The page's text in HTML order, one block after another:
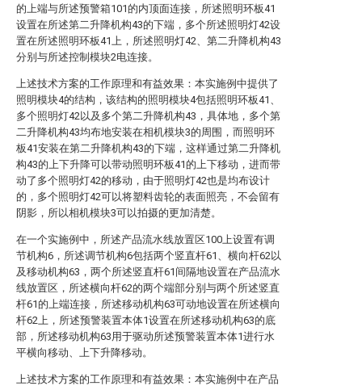
的上端与所述预警箱101的内顶面连接，所述照明环板41
设置在所述第二升降机构43的下端，多个所述照明灯42设
置在所述照明环板41上，所述照明灯42、第二升降机构43
分别与所述控制模块2电连接。
上述技术方案的工作原理和有益效果：本实施例中提供了
照明模块4的结构，该结构的照明模块4包括照明环板41、
多个照明灯42以及多个第二升降机构43，具体地，多个第
二升降机构43均布地安装在相机模块3的周围，而照明环
板41安装在第二升降机构43的下端，这样通过第二升降机
构43的上下升降可以带动照明环板41的上下移动，进而带
动了多个照明灯42的移动，由于照明灯42也是均布设计
的，多个照明灯42可以将塑料齿轮的表面照亮，不会留有
阴影，所以相机模块3可以拍摄的更加清楚。
在一个实施例中，所述产品流水线放置区100上设置有调
节机构6，所述调节机构6包括两个竖直杆61、横向杆62以
及移动机构63，两个所述竖直杆61间隔地设置在产品流水
线放置区，所述横向杆62的两个端部分别与两个所述竖直
杆61的上端连接，所述移动机构63可动地设置在所述横向
杆62上，所述预警装置本体1设置在所述移动机构63的底
部，所述移动机构63用于驱动所述预警装置本体1进行水
平横向移动、上下升降移动。
上述技术方案的工作原理和有益效果：本实施例中在产品